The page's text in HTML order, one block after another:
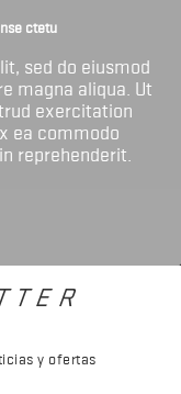
ctetu
sed do eiusmod
magna aliqua. Ut
exercitation
ea commodo
reprehenderit.
y ofertas